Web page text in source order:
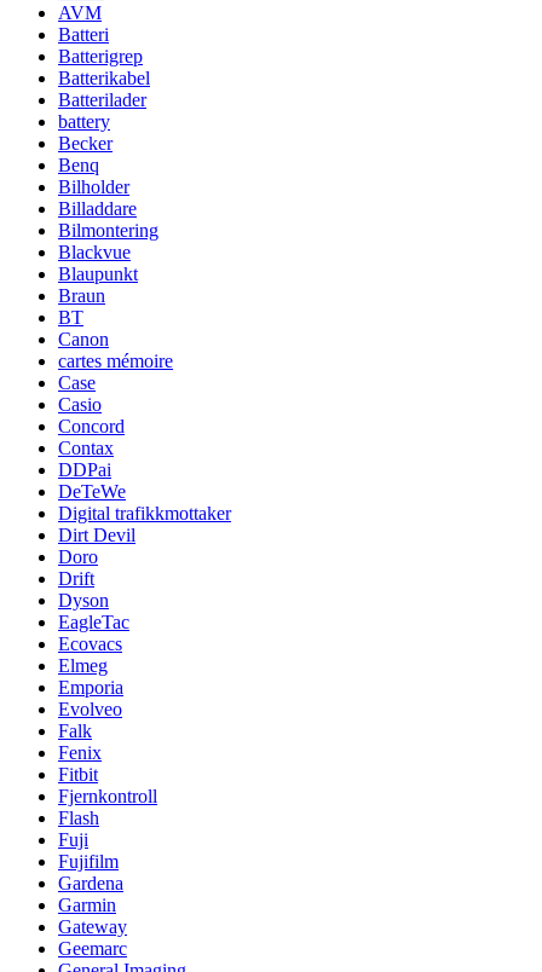
AVM
Batteri
Batterigrep
Batterikabel
Batterilader
battery
Becker
Benq
Bilholder
Billaddare
Bilmontering
Blackvue
Blaupunkt
Braun
BT
Canon
cartes mémoire
Case
Casio
Concord
Contax
DDPai
DeTeWe
Digital trafikkmottaker
Dirt Devil
Doro
Drift
Dyson
EagleTac
Ecovacs
Elmeg
Emporia
Evolveo
Falk
Fenix
Fitbit
Fjernkontroll
Flash
Fuji
Fujifilm
Gardena
Garmin
Gateway
Geemarc